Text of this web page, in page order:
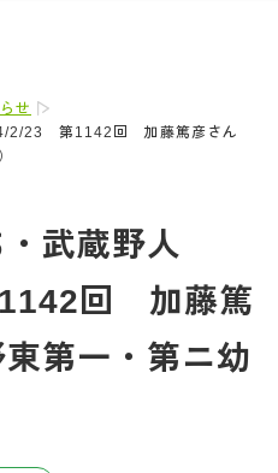
せ
2/23 第1142回 加藤篤彦さん
・武蔵野人
回 加藤篤
第一・第ニ幼